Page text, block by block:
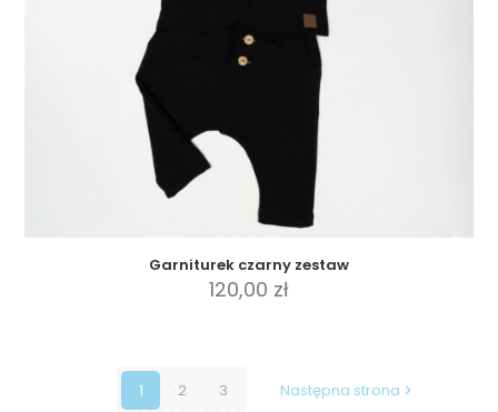
Garniturek czarny zestaw
120,00 zł
wariantów.
1 2 3 Następna strona